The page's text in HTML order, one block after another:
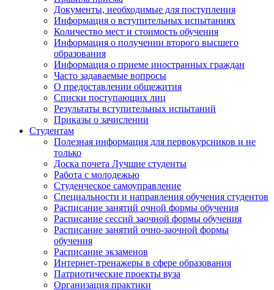
Документы, необходимые для поступления
Информация о вступительных испытаниях
Количество мест и стоимость обучения
Информация о получении второго высшего
образования
Информация о приеме иностранных граждан
Часто задаваемые вопросы
О предоставлении общежития
Списки поступающих лиц
Результаты вступительных испытаний
Приказы о зачислении
Студентам
Полезная информация для первокурсников и не
только
Доска почета Лучшие студенты
Работа с молодежью
Студенческое самоуправление
Специальности и направления обучения студентов
Расписание занятий очной формы обучения
Расписание сессий заочной формы обучения
Расписание занятий очно-заочной формы
обучения
Расписание экзаменов
Интернет-тренажеры в сфере образования
Патриотические проекты вуза
Организация практики